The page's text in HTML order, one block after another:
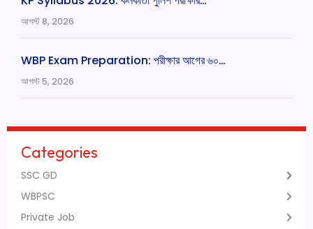
আগস্ট 8, 2026
WBP Exam Preparation: পরীক্ষার আগের ৬০…
আগস্ট 5, 2026
Categories
SSC GD
WBPSC
Private Job